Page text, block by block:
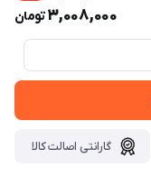
3,008,000تومان
گارانتی اصالت کالا